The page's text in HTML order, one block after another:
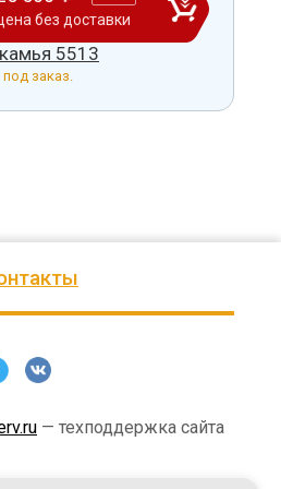
без доставки
5513
под заказ.
— техподдержка сайта